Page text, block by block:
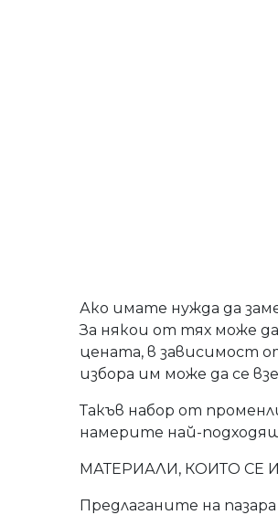
Ако имате нужда да
За някои от тях може
цената, в зависимост
избора им може да се
Такъв набор от
намерите най-
МАТЕРИАЛИ, КОИТО СЕ
Предлаганите на